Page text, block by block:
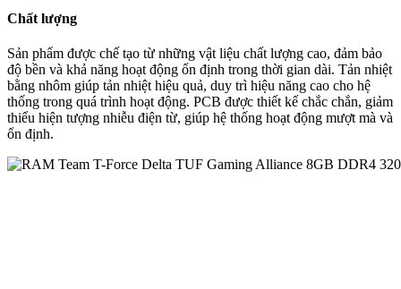
Chất lượng
Sản phẩm được chế tạo từ những vật liệu chất lượng cao, đảm bảo
độ bền và khả năng hoạt động ổn định trong thời gian dài. Tản nhiệt
bằng nhôm giúp tản nhiệt hiệu quả, duy trì hiệu năng cao cho hệ
thống trong quá trình hoạt động. PCB được thiết kế chắc chắn, giảm
thiểu hiện tượng nhiễu điện từ, giúp hệ thống hoạt động mượt mà và
ổn định.